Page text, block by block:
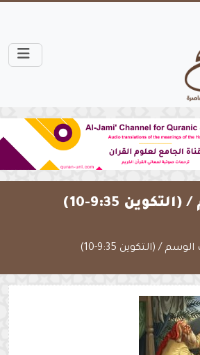
/ (التكوين 9:35-10)
/ (التكوين 9:35-10)